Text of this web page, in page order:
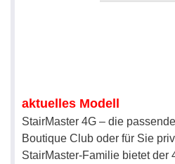
aktuelles Modell
StairMaster 4G – die
Boutique Club oder für Sie
StairMaster-Familie bietet der